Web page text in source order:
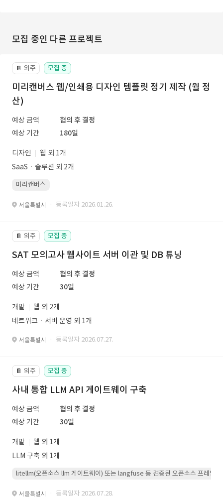
모집 중인 다른 프로젝트
📔 외주 모집 중
미리캔버스 웹/인쇄용 디자인 템플릿 정기 제작 (월 정
산)
예상 금액
협의 후 결정
예상 기간
180일
디자인
웹 외 1개
SaaSㆍ솔루션 외 2개
미리캔버스
서울특별시 · 등록일자 2026.01.26.
📔 외주 모집 중
SAT 모의고사 웹사이트 서버 이관 및 DB 튜닝
예상 금액
협의 후 결정
예상 기간
30일
개발
웹 외 2개
네트워크ㆍ서버 운영 외 1개
서울특별시 · 등록일자 2026.07.27.
📔 외주 모집 중
사내 통합 LLM API 게이트웨이 구축
예상 금액
협의 후 결정
예상 기간
30일
개발
웹 외 1개
LLM 구축 외 1개
litellm(오픈소스 llm 게이트웨이) 또는 langfuse 등 검증된 오픈소스 프레임워
서울특별시 · 등록일자 2026.07.28.